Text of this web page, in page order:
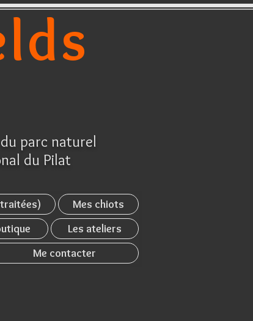
parc naturel
du Pilat
Mes chiots
Les ateliers
Me contacter